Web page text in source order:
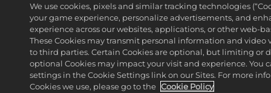
We use cookies, pixels and similar tracking technologies
your game experience, personalize advertisements, and
experience across our websites, applications, or other web-
These Cookies may transmit personal information and
to third parties. Certain Cookies are optional, but limiting or
optional Cookies may impact your visit and experience. You
settings in the Cookie Settings link on our Sites. For more
Cookies we use, please go to the Cookie Policy